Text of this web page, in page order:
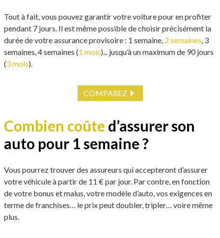
Tout à fait, vous pouvez garantir votre voiture pour en profiter
pendant 7 jours. Il est même possible de choisir précisément la
durée de votre assurance provisoire : 1 semaine, 2 semaines, 3
semaines, 4 semaines (1 mois)... jusqu’à un maximum de 90 jours
(3 mois).
COMPAREZ
Combien coûte d’assurer son
auto pour 1 semaine ?
Vous pourrez trouver des assureurs qui accepteront d’assurer
votre véhicule à partir de 11 € par jour. Par contre, en fonction
de votre bonus et malus, votre modèle d’auto, vos exigences en
terme de franchises… le prix peut doubler, tripler… voire même
plus.